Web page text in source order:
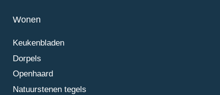
Wonen
Keukenbladen
Dorpels
Openhaard
Natuurstenen tegels